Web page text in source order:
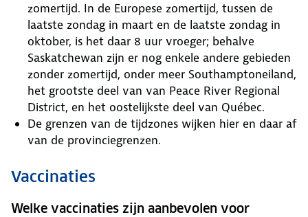
zomertijd. In de Europese zomertijd, tussen de
laatste zondag in maart en de laatste zondag in
oktober, is het daar 8 uur vroeger; behalve
Saskatchewan zijn er nog enkele andere gebieden
zonder zomertijd, onder meer Southamptoneiland,
het grootste deel van van Peace River Regional
District, en het oostelijkste deel van Québec.
De grenzen van de tijdzones wijken hier en daar af
van de provinciegrenzen.
Vaccinaties
Welke vaccinaties zijn aanbevolen voor